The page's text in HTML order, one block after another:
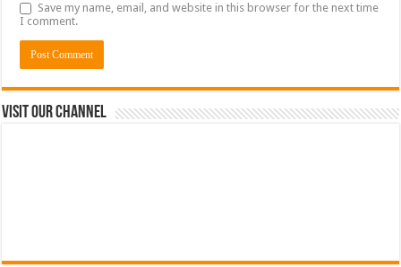
Save my name, email, and website in this browser for the next time
I comment.
Visit Our Channel